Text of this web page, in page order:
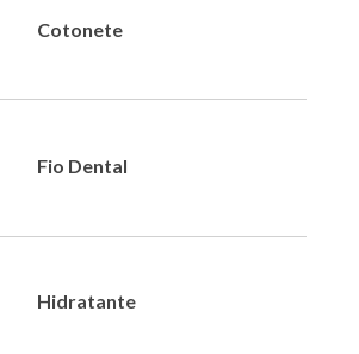
Cotonete
Fio Dental
Hidratante